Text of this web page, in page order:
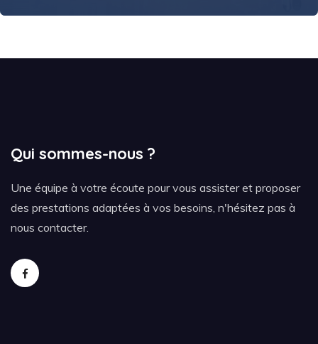
Qui sommes-nous ?
Une équipe à votre écoute pour vous assister et proposer
des prestations adaptées à vos besoins, n'hésitez pas à
nous contacter.